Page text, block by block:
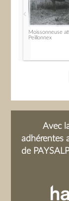
Moissonneuse
Peillonnex
Avec
adhérentes
de